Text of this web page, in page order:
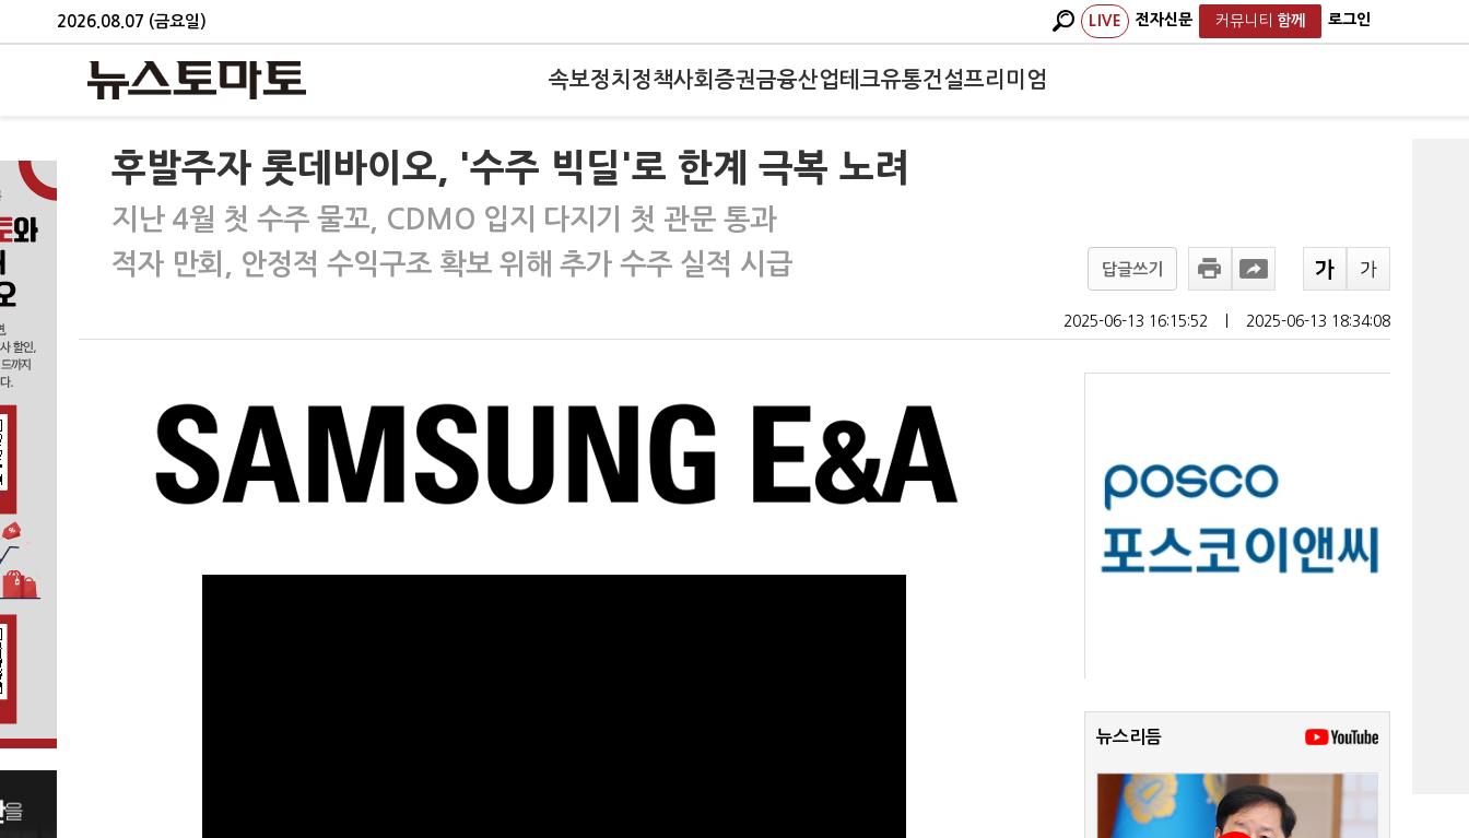
2026.08.07 (금요일) LIVE 전자신문 커뮤니티 함께 로그인
속보정치 정책사회 증권금융산업테크유통건설프리미엄
후발주자 롯데바이오, '수주 빅딜'로 한계 극복 노려
지난 4월 첫 수주 물꼬, CDMO 입지 다지기 첫 관문 통과
적자 만회, 안정적 수익구조 확보 위해 추가 수주 실적 시급
답글쓰기
2025-06-13 16:15:52 2025-06-13 18:34:08
뉴스리듬